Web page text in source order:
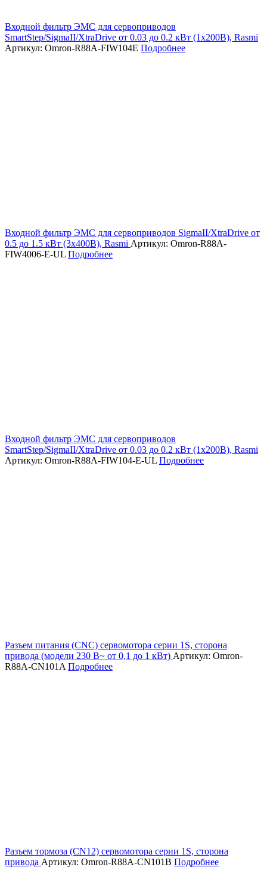
Входной фильтр ЭМС для сервоприводов
SmartStep/SigmaII/XtraDrive от 0.03 до 0.2 кВт (1х200В), Rasmi
Артикул: Omron-R88A-FIW104E Подробнее
Входной фильтр ЭМС для сервоприводов SigmaII/XtraDrive от
0.5 до 1.5 кВт (3х400В), Rasmi Артикул: Omron-R88A-
FIW4006-E-UL Подробнее
Входной фильтр ЭМС для сервоприводов
SmartStep/SigmaII/XtraDrive от 0.03 до 0.2 кВт (1х200В), Rasmi
Артикул: Omron-R88A-FIW104-E-UL Подробнее
Разъем питания (CNC) сервомотора серии 1S, сторона
привода (модели 230 В~ от 0,1 до 1 кВт) Артикул: Omron-
R88A-CN101A Подробнее
Разъем тормоза (CN12) сервомотора серии 1S, сторона
привода Артикул: Omron-R88A-CN101B Подробнее